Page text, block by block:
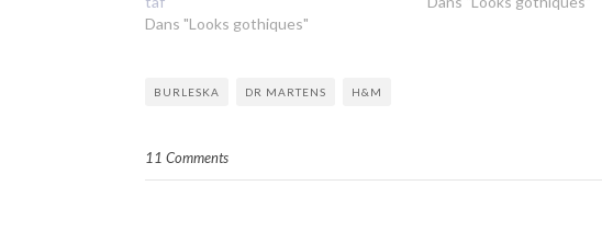
Dans "Looks gothiques"
BURLESKA DR MARTENS H&M
11 Comments